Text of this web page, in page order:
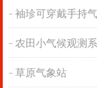
袖珍可穿戴手持
农田小气候观测
草原气象站